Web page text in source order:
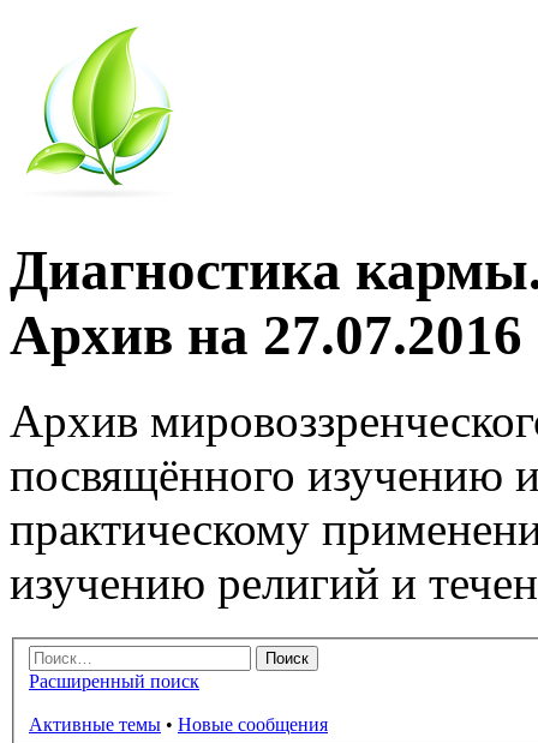
Диагностика
Архив на 27.07.2016
Архив
посвящённого изучению
практическому
изучению религий и
Расширенный поиск
Активные темы • Новые сообщения